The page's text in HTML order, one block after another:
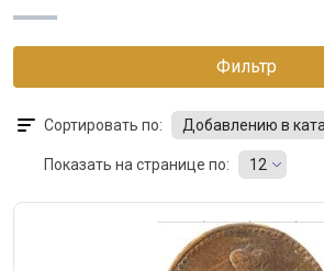
Фильтр
Сортировать по: Добавлению в
Показать на странице по: 12